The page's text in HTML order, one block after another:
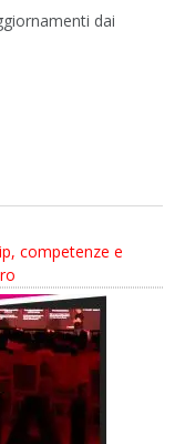
dai
competenze e